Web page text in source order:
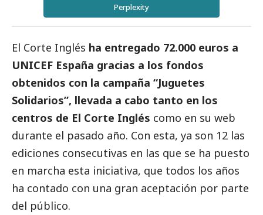
Perplexity
El Corte Inglés ha entregado 72.000 euros a
UNICEF España gracias a los fondos
obtenidos con la campaña “Juguetes
Solidarios”, llevada a cabo tanto en los
centros de El Corte Inglés como en su web
durante el pasado año. Con esta, ya son 12 las
ediciones consecutivas en las que se ha puesto
en marcha esta iniciativa, que todos los años
ha contado con una gran aceptación por parte
del público.